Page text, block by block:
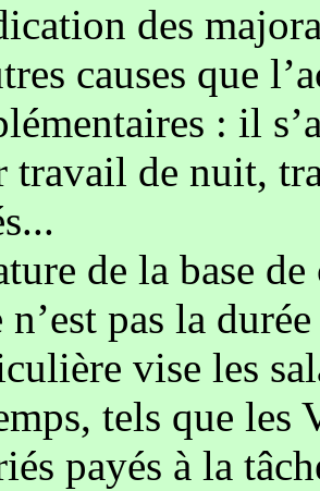
des
causes que
: il
travail de nuit,
de la base
n’est pas la
vise les
tels que les
payés à la